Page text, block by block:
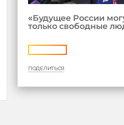
«Будущее России
только свободные
ПОДЕЛИТЬСЯ